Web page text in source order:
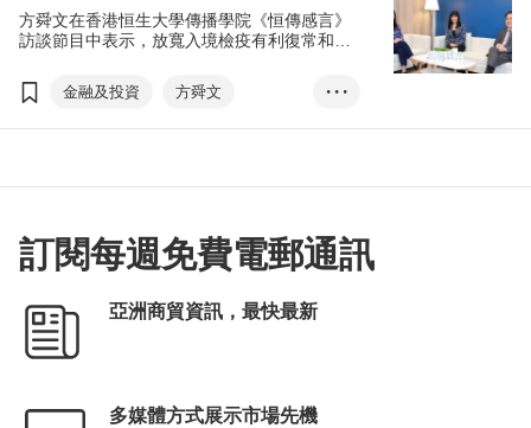
自貿港
免稅購物
方舜文在香港恒生大學傳播學院《恒傳感言》
訪談節目中表示，放寬入境檢疫有利復常和加
與論壇和展覽。
金融及投資
方舜文
RCEP
一帶一路
貿易鏈
香港品牌
內循環
• • •
訂閱每週免費電郵通訊
亞洲商貿資訊，最快最新
多媒體方式展示市場先機